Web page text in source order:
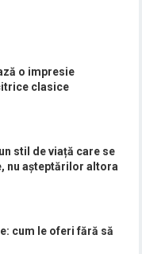
o impresie
clasice
stil de viață care se
nu așteptărilor altora
cum le oferi fără să